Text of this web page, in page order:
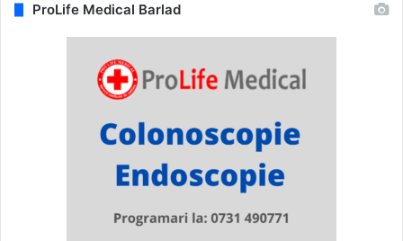
ProLife Medical Barlad